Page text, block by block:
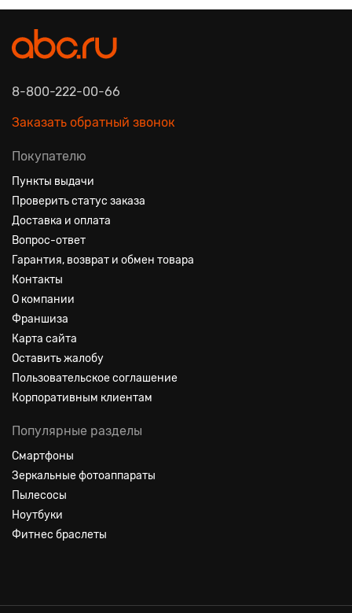
8-800-222-00-66
Заказать обратный звонок
Покупателю
Пункты выдачи
Проверить статус заказа
Доставка и оплата
Вопрос-ответ
Гарантия, возврат и обмен товара
Контакты
О компании
Франшиза
Карта сайта
Оставить жалобу
Пользовательское соглашение
Корпоративным клиентам
Популярные разделы
Смартфоны
Зеркальные фотоаппараты
Пылесосы
Ноутбуки
Фитнес браслеты